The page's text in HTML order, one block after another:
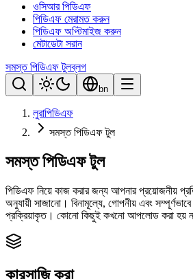
ওসিআর পিডিএফ
পিডিএফ মেরামত করুন
পিডিএফ অপ্টিমাইজ করুন
মেটাডেটা সরান
সমস্ত পিডিএফ টুলব্লগ
bn
লুরাপিডিএফ
সমস্ত পিডিএফ টুল
সমস্ত পিডিএফ টুল
পিডিএফ নিয়ে কাজ করার জন্য আপনার প্রয়োজনীয়
অনুযায়ী সাজানো। বিনামূল্যে, গোপনীয় এবং
প্রক্রিয়াকৃত। কোনো কিছুই কখনো আপলোড করা হয়
কারসাজি করা